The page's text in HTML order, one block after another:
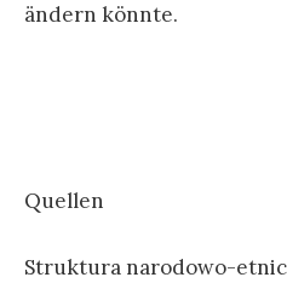
ändern könnte.
Quellen
Struktura narodowo-